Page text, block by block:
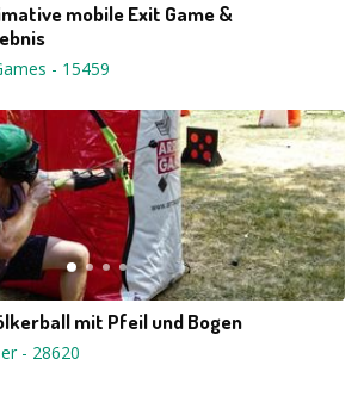
mobile Exit Game &
- 15459
mit Pfeil und Bogen
- 28620